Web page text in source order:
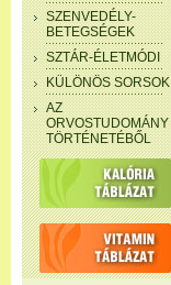
SZENVEDÉLY-
BETEGSÉGEK
SZTÁR-ÉLETMÓDI
KÜLÖNÖS SORSOK
AZ
ORVOSTUDOMÁNY
TÖRTÉNETÉBŐL